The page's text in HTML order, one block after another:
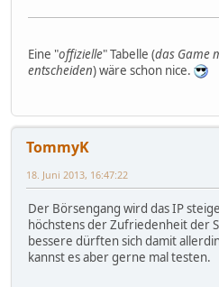
Eine "offizielle" Tabelle (das Game
entscheiden) wäre schon nice.
TommyK
18. Juni 2013, 16:47:22
Der Börsengang wird das IP
höchstens der Zufriedenheit der
bessere dürften sich damit
kannst es aber gerne mal testen.